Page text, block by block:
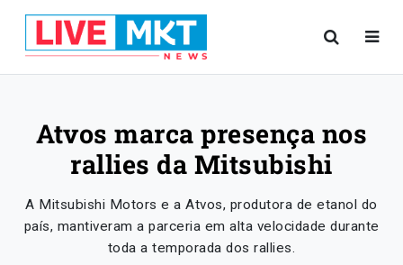
Atvos marca presença nos
rallies da Mitsubishi
A Mitsubishi Motors e a Atvos, produtora de etanol do
país, mantiveram a parceria em alta velocidade durante
toda a temporada dos rallies.